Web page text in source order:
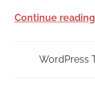
Continue reading
WordPress